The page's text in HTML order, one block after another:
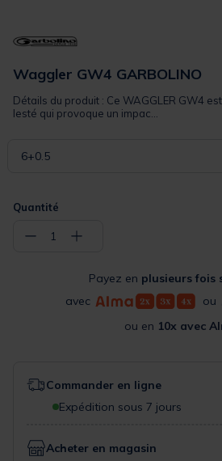
Waggler GW4 GARBOLINO
Détails du produit : Ce WAGGLER GW4
lesté qui provoque un impac...
6+0.5
Quantité
− 1 +
Payez en plusieurs fois
avec
ou
ou en 10x avec
Commander en ligne
Expédition sous 7 jours
Acheter en magasin